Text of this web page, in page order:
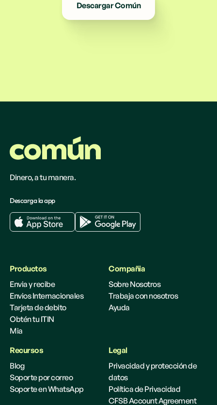
Descargar Común
Dinero, a tu manera.
Descarga la app
Productos
Envia y recibe
Envios Internacionales
Tarjeta de debito
Obtén tu ITIN
Mia
Compañia
Sobre Nosotros
Trabaja con nosotros
Ayuda
Recursos
Blog
Soporte por correo
Soporte en WhatsApp
Legal
Privacidad y protección de
datos
Política de Privacidad
CFSB Account Agreement